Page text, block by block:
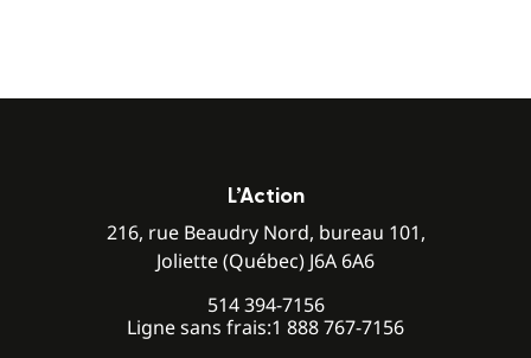
L’Action
216, rue Beaudry Nord, bureau 101,
Joliette (Québec) J6A 6A6
514 394-7156
Ligne sans frais:1 888 767-7156